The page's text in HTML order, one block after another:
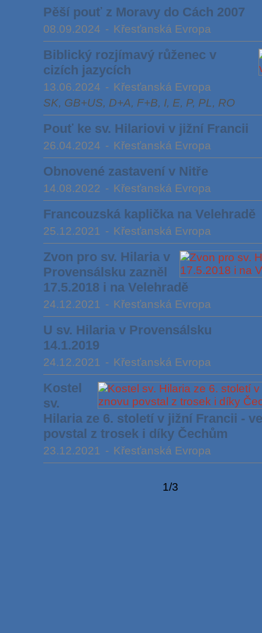
Pěší pouť z Moravy do Cách 2007
08.09.2024 - Křesťanská Evropa
Biblický rozjímavý růženec v
cizích jazycích
13.06.2024 - Křesťanská Evropa
SK, GB+US, D+A, F+B, I, E, P, PL, RO
Pouť ke sv. Hilariovi v jižní Francii
26.04.2024 - Křesťanská Evropa
Obnovené zastavení v Nitře
14.08.2022 - Křesťanská Evropa
Francouzská kaplička na Velehradě
25.12.2021 - Křesťanská Evropa
Zvon pro sv. Hilaria v
Provensálsku zazněl
17.5.2018 i na Velehradě
24.12.2021 - Křesťanská Evropa
U sv. Hilaria v Provensálsku
14.1.2019
24.12.2021 - Křesťanská Evropa
Kostel
sv.
Hilaria ze 6. století v jižní Francii -
povstal z trosek i díky Čechům
23.12.2021 - Křesťanská Evropa
1/3